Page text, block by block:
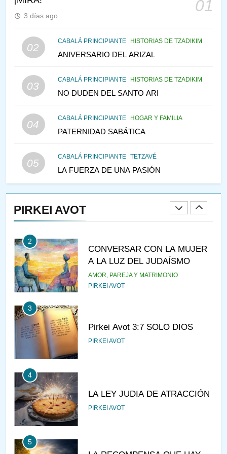
01
3 días ago
02
CABALÁ PRINCIPIANTE HISTORIAS DE TZADIKIM
ANIVERSARIO DEL ARIZAL
03
CABALÁ PRINCIPIANTE HISTORIAS DE TZADIKIM
NO DUDEN DEL SANTO ARI
04
CABALÁ PRINCIPIANTE HOGAR Y FAMILIA
PATERNIDAD SABÁTICA
05
CABALÁ PRINCIPIANTE TETZAVÉ
LA FUERZA DE UNA PASIÓN
PIRKEI AVOT
146
TEMPLO Y LA ALEGRÍA EN
VEAMOS ¿POR QUÉ
IEHOSHÚA? Y LA QUEJA DE
1
RAZI ¿QUIÉN ES SABIO?
2
CONVERSAR CON LA MUJER
A LA LUZ DEL JUDAÍSMO
AMOR, PAREJA Y MATRIMONIO
PIRKEI AVOT
3
Pirkei Avot 3:7 SOLO DIOS
PIRKEI AVOT
4
LA LEY JUDIA DE ATRACCIÓN
PIRKEI AVOT
5